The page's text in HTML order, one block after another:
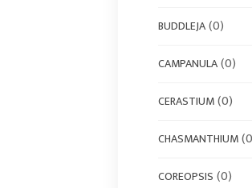
BUDDLEJA(0)
CAMPANULA(0)
CERASTIUM(0)
CHASMANTHIUM
COREOPSIS (0)